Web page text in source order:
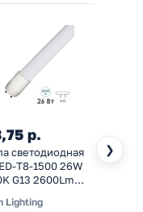
❯
р.
светодиодная
T8-1500 26W
G13 2600Lm
белый свет
Lighting